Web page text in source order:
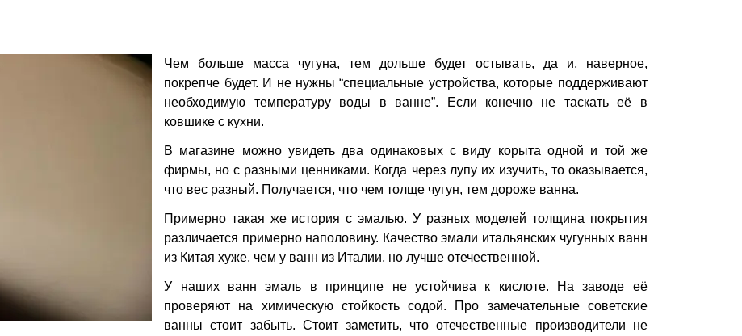
Чем больше масса чугуна, тем дольше будет остывать, да и, наверное,
покрепче будет. И не нужны “специальные устройства, которые поддерживают
необходимую температуру воды в ванне”. Если конечно не таскать её в
ковшике с кухни.
В магазине можно увидеть два одинаковых с виду корыта одной и той же
фирмы, но с разными ценниками. Когда через лупу их изучить, то оказывается,
что вес разный. Получается, что чем толще чугун, тем дороже ванна.
Примерно такая же история с эмалью. У разных моделей толщина покрытия
различается примерно наполовину. Качество эмали итальянских чугунных ванн
из Китая хуже, чем у ванн из Италии, но лучше отечественной.
У наших ванн эмаль в принципе не устойчива к кислоте. На заводе её
проверяют на химическую стойкость содой. Про замечательные советские
ванны стоит забыть. Стоит заметить, что отечественные производители не